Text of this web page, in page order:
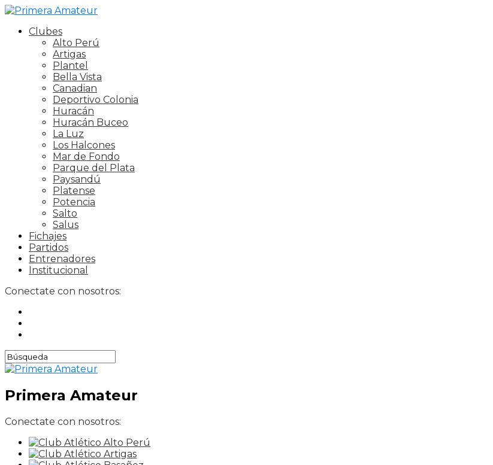
Clubes
Alto Perú
Artigas
Plantel
Bella Vista
Canadian
Deportivo Colonia
Huracán
Huracán Buceo
La Luz
Los Halcones
Mar de Fondo
Parque del Plata
Paysandú
Platense
Potencia
Salto
Salus
Fichajes
Partidos
Entrenadores
Institucional
Conectate con nosotros:
Primera Amateur
Conectate con nosotros: